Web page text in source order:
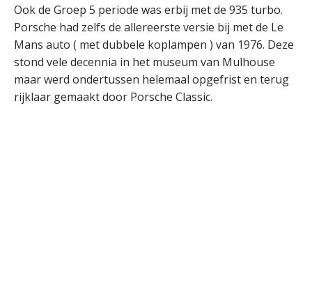
Ook de Groep 5 periode was erbij met de 935 turbo.
Porsche had zelfs de allereerste versie bij met de Le
Mans auto ( met dubbele koplampen ) van 1976. Deze
stond vele decennia in het museum van Mulhouse
maar werd ondertussen helemaal opgefrist en terug
rijklaar gemaakt door Porsche Classic.